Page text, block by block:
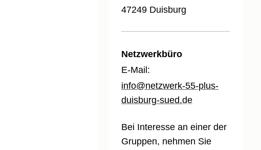
47249 Duisburg
Netzwerkbüro
E-Mail:
info@netzwerk-55-plus-
duisburg-sued.de
Bei Interesse an einer der
Gruppen, nehmen Sie